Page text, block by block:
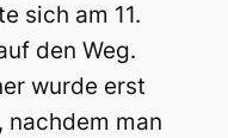
sich am 11.
den Weg.
wurde erst
man